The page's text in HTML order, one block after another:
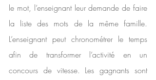
le mot, l’enseignant leur demande de faire
la liste des mots de la même famille.
L’enseignant peut chronométrer le temps
afin de transformer l’activité en un
concours de vitesse. Les gagnants sont